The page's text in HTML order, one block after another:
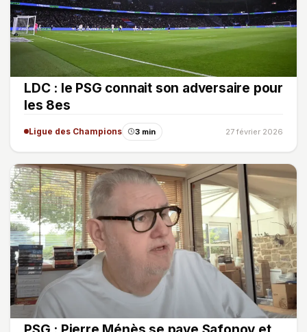
LDC : le PSG connait son adversaire pour
les 8es
Ligue des Champions 3 min 27 février 2026